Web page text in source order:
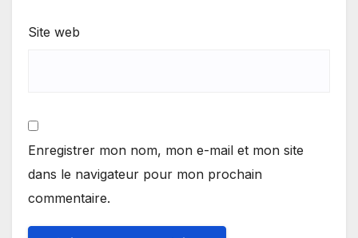
Site web
Enregistrer mon nom, mon e-mail et mon site
dans le navigateur pour mon prochain
commentaire.